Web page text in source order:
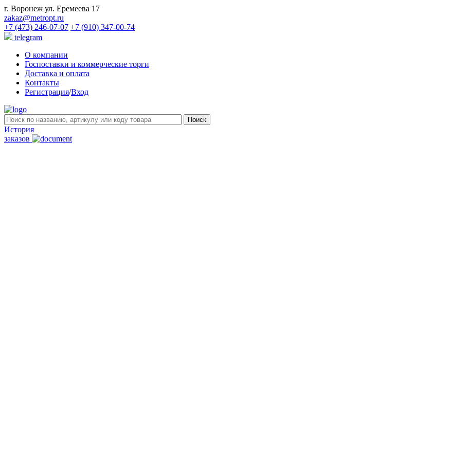
г. Воронеж ул. Еремеева 17
zakaz@metropt.ru
+7 (473) 246-07-07 +7 (910) 347-00-74
telegram
О компании
Госпоставки и коммерческие торги
Доставка и оплата
Контакты
Регистрация/Вход
История
заказов